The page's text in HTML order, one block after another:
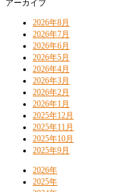
アーカイブ
2026年8月
2026年7月
2026年6月
2026年5月
2026年4月
2026年3月
2026年2月
2026年1月
2025年12月
2025年11月
2025年10月
2025年9月
2026年
2025年